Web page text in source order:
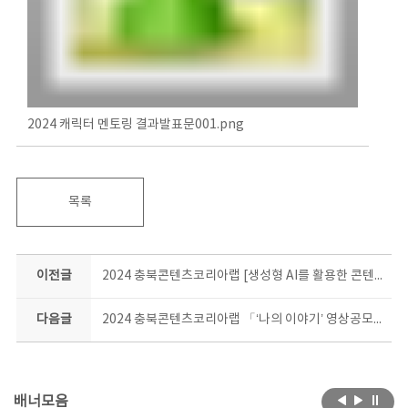
2024 캐릭터 멘토링 결과발표문001.png
목록
이전글 2024 충북콘텐츠코리아랩 [생성형 AI를 활용한 콘텐츠 창작과정] 전자책 제작 교육생 모집 공고
다음글 2024 충북콘텐츠코리아랩 「‘나의 이야기’ 영상공모전」
배너모음